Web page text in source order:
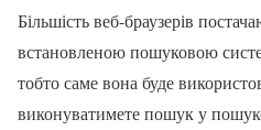
Більшість веб-браузерів
встановленою пошуковою
тобто саме вона буде
виконуватимете пошук у